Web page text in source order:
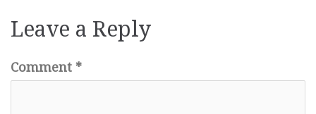
Leave a Reply
Comment *